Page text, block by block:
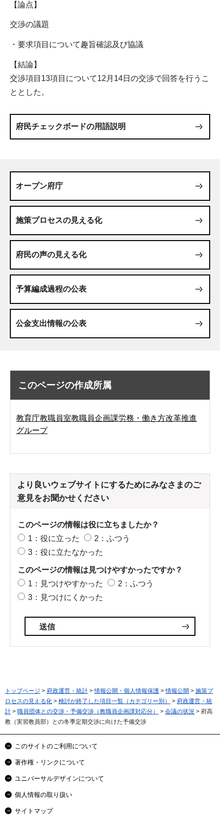
【論点】
交渉の議題
・要求項目について趣旨確認及び協議
【結論】
交渉項目13項目について12月14日の交渉で回答を行うこ
ととした。
府民チェックボードの用語説明
オープン府庁
施策プロセスの見える化
府民の声の見える化
予算編成過程の公表
公金支出情報の公表
このページの作成所属
教育庁教職員室教職員企画課労務・働き方改革推進
グループ
より良いウェブサイトにするためにみなさまのご
意見をお聞かせください
このページの情報は役に立ちましたか？
1：役に立った
2：ふつう
3：役に立たなかった
このページの情報は見つけやすかったですか？
1：見つけやすかった
2：ふつう
3：見つけにくかった
トップページ > 府政運営・統計 >情報公開・個人情報保護 >情報公開 > 施策プ
ロセスの見える化 > 検討が終了した項目一覧（カテゴリー別） > 府政運営・統
計 > 職員団体との交渉・予備交渉（教職員企画課対応分） > 会議の状況 > 府高
教（実習教員部）との冬季定期交渉に向けた予備交渉
このサイトのご利用について
著作権・リンクについて
ユニバーサルデザインについて
個人情報の取り扱い
サイトマップ